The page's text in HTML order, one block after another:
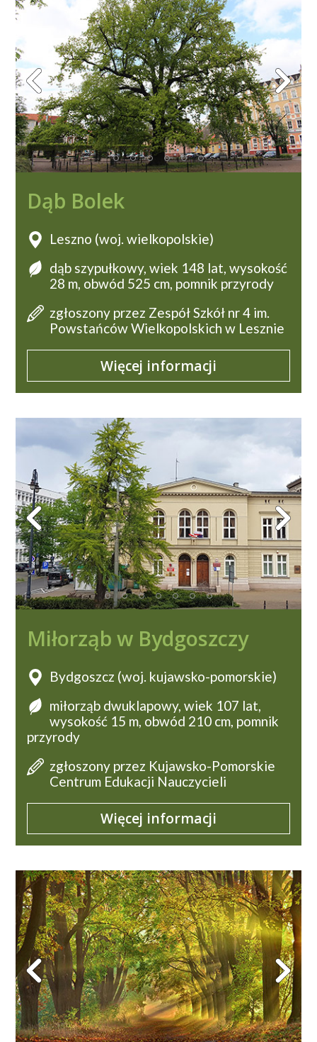
Dąb Bolek
Leszno (woj. wielkopolskie)
dąb szypułkowy, wiek 148 lat, wysokość
28 m, obwód 525 cm, pomnik przyrody
zgłoszony przez Zespół Szkół nr 4 im.
Powstańców Wielkopolskich w Lesznie
Więcej informacji
Miłorząb w Bydgoszczy
Bydgoszcz (woj. kujawsko-pomorskie)
miłorząb dwuklapowy, wiek 107 lat,
wysokość 15 m, obwód 210 cm, pomnik
przyrody
zgłoszony przez Kujawsko-Pomorskie
Centrum Edukacji Nauczycieli
Więcej informacji